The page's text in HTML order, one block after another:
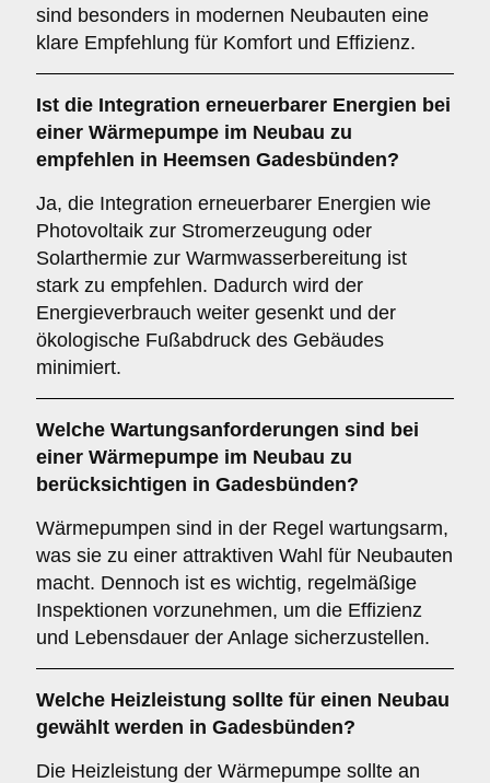
sind besonders in modernen Neubauten eine
klare Empfehlung für Komfort und Effizienz.
Ist die Integration erneuerbarer Energien bei
einer Wärmepumpe im Neubau zu
empfehlen in Heemsen Gadesbünden?
Ja, die Integration erneuerbarer Energien wie
Photovoltaik zur Stromerzeugung oder
Solarthermie zur Warmwasserbereitung ist
stark zu empfehlen. Dadurch wird der
Energieverbrauch weiter gesenkt und der
ökologische Fußabdruck des Gebäudes
minimiert.
Welche Wartungsanforderungen sind bei
einer Wärmepumpe im Neubau zu
berücksichtigen in Gadesbünden?
Wärmepumpen sind in der Regel wartungsarm,
was sie zu einer attraktiven Wahl für Neubauten
macht. Dennoch ist es wichtig, regelmäßige
Inspektionen vorzunehmen, um die Effizienz
und Lebensdauer der Anlage sicherzustellen.
Welche Heizleistung sollte für einen Neubau
gewählt werden in Gadesbünden?
Die Heizleistung der Wärmepumpe sollte an